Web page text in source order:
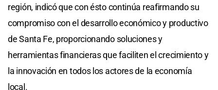
región, indicó que con ésto continúa reafirmando su
compromiso con el desarrollo económico y productivo
de Santa Fe, proporcionando soluciones y
herramientas financieras que faciliten el crecimiento y
la innovación en todos los actores de la economía
local.